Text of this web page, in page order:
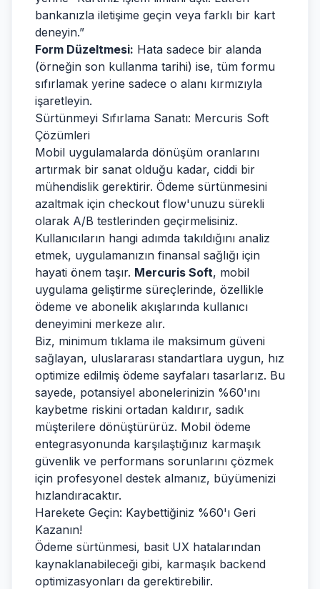
bankanızla iletişime geçin veya farklı bir kart
deneyin.”
Form Düzeltmesi: Hata sadece bir alanda
(örneğin son kullanma tarihi) ise, tüm formu
sıfırlamak yerine sadece o alanı kırmızıyla
işaretleyin.
Sürtünmeyi Sıfırlama Sanatı: Mercuris Soft
Çözümleri
Mobil uygulamalarda dönüşüm oranlarını
artırmak bir sanat olduğu kadar, ciddi bir
mühendislik gerektirir. Ödeme sürtünmesini
azaltmak için checkout flow'unuzu sürekli
olarak A/B testlerinden geçirmelisiniz.
Kullanıcıların hangi adımda takıldığını analiz
etmek, uygulamanızın finansal sağlığı için
hayati önem taşır. Mercuris Soft, mobil
uygulama geliştirme süreçlerinde, özellikle
ödeme ve abonelik akışlarında kullanıcı
deneyimini merkeze alır.
Biz, minimum tıklama ile maksimum güveni
sağlayan, uluslararası standartlara uygun, hız
optimize edilmiş ödeme sayfaları tasarlarız. Bu
sayede, potansiyel abonelerinizin %60'ını
kaybetme riskini ortadan kaldırır, sadık
müşterilere dönüştürürüz. Mobil ödeme
entegrasyonunda karşılaştığınız karmaşık
güvenlik ve performans sorunlarını çözmek
için profesyonel destek almanız, büyümenizi
hızlandıracaktır.
Harekete Geçin: Kaybettiğiniz %60'ı Geri
Kazanın!
Ödeme sürtünmesi, basit UX hatalarından
kaynaklanabileceği gibi, karmaşık backend
optimizasyonları da gerektirebilir.